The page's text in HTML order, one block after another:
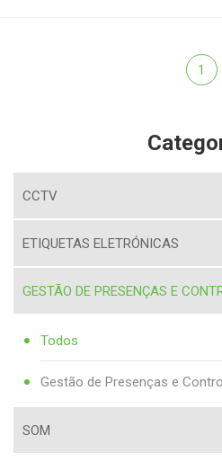
1
CCTV
ETIQUETAS ELETRÓNICAS
GESTÃO DE PRESENÇAS E
Todos
Gestão de Presenças e
SOM